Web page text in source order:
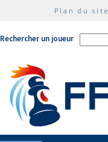
Plan du site
Rechercher un joueur